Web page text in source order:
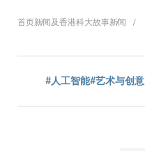
面
包
首页新闻及香港科大故事新闻
#人工智能#艺术与创意